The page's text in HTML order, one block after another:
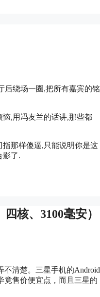
后绕场一圈,把所有嘉宾的铭
,用冯友兰的话讲,那些都
那样傻逼,只能说明你是这
影了.
核、3100毫安）
清楚。三星手机的Android
竟售价便宜点，而且三星的